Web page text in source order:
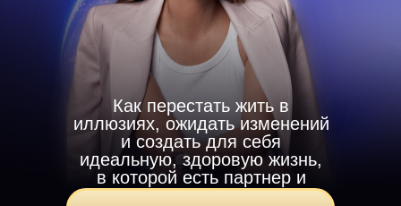
Как перестать жить в
иллюзиях, ожидать изменений
и создать для себя
идеальную, здоровую жизнь,
в которой есть партнер и
деньги